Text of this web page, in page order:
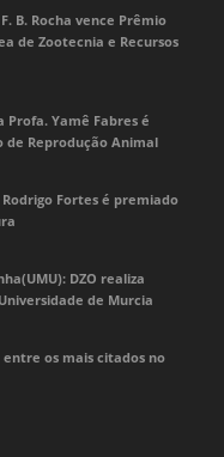
B. Rocha vence Prêmio
de Zootecnia e Recursos
Profa. Yamê Fabres é
de Reprodução Animal
Fortes é premiado
DZO realiza
de Murcia
entre os mais citados no